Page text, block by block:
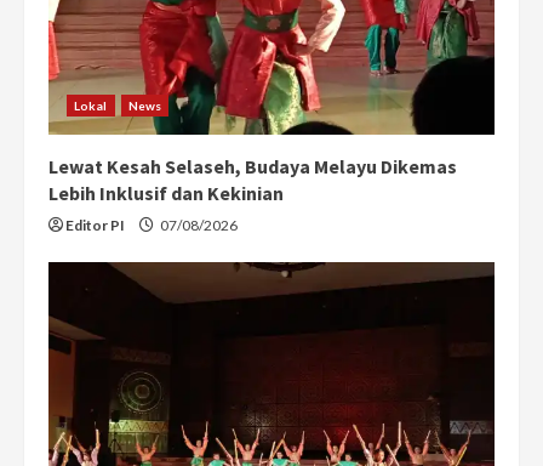
Lokal News
Lewat Kesah Selaseh, Budaya Melayu Dikemas
Lebih Inklusif dan Kekinian
Editor PI 07/08/2026